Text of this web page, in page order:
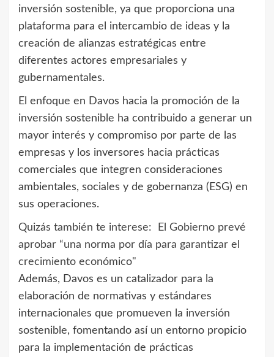
inversión sostenible, ya que proporciona una
plataforma para el intercambio de ideas y la
creación de alianzas estratégicas entre
diferentes actores empresariales y
gubernamentales.
El enfoque en Davos hacia la promoción de la
inversión sostenible ha contribuido a generar un
mayor interés y compromiso por parte de las
empresas y los inversores hacia prácticas
comerciales que integren consideraciones
ambientales, sociales y de gobernanza (ESG) en
sus operaciones.
Quizás también te interese:
El Gobierno prevé
aprobar “una norma por día para garantizar el
crecimiento económico"
Además, Davos es un catalizador para la
elaboración de normativas y estándares
internacionales que promueven la inversión
sostenible, fomentando así un entorno propicio
para la implementación de prácticas